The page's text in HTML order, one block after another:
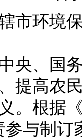
市环境
、国务
提高农
。根据
参与制